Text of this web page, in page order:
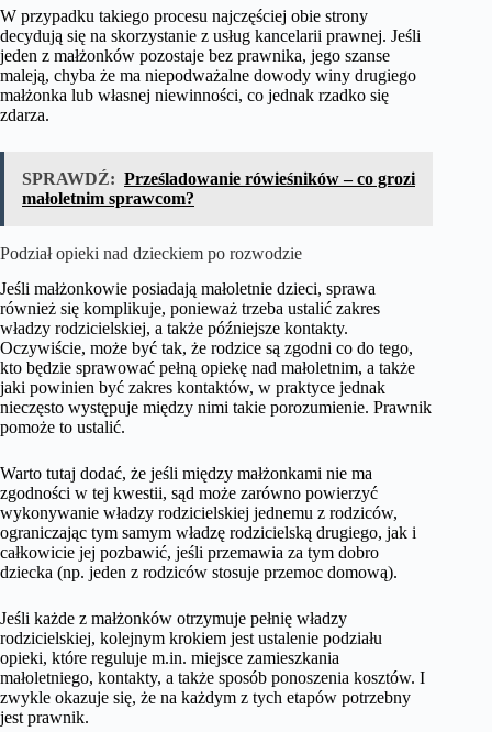
W przypadku takiego procesu najczęściej obie strony
decydują się na skorzystanie z usług kancelarii prawnej. Jeśli
jeden z małżonków pozostaje bez prawnika, jego szanse
maleją, chyba że ma niepodważalne dowody winy drugiego
małżonka lub własnej niewinności, co jednak rzadko się
zdarza.
SPRAWDŹ: Prześladowanie rówieśników – co grozi
małoletnim sprawcom?
Podział opieki nad dzieckiem po rozwodzie
Jeśli małżonkowie posiadają małoletnie dzieci, sprawa
również się komplikuje, ponieważ trzeba ustalić zakres
władzy rodzicielskiej, a także późniejsze kontakty.
Oczywiście, może być tak, że rodzice są zgodni co do tego,
kto będzie sprawować pełną opiekę nad małoletnim, a także
jaki powinien być zakres kontaktów, w praktyce jednak
nieczęsto występuje między nimi takie porozumienie. Prawnik
pomoże to ustalić.
Warto tutaj dodać, że jeśli między małżonkami nie ma
zgodności w tej kwestii, sąd może zarówno powierzyć
wykonywanie władzy rodzicielskiej jednemu z rodziców,
ograniczając tym samym władzę rodzicielską drugiego, jak i
całkowicie jej pozbawić, jeśli przemawia za tym dobro
dziecka (np. jeden z rodziców stosuje przemoc domową).
Jeśli każde z małżonków otrzymuje pełnię władzy
rodzicielskiej, kolejnym krokiem jest ustalenie podziału
opieki, które reguluje m.in. miejsce zamieszkania
małoletniego, kontakty, a także sposób ponoszenia kosztów. I
zwykle okazuje się, że na każdym z tych etapów potrzebny
jest prawnik.